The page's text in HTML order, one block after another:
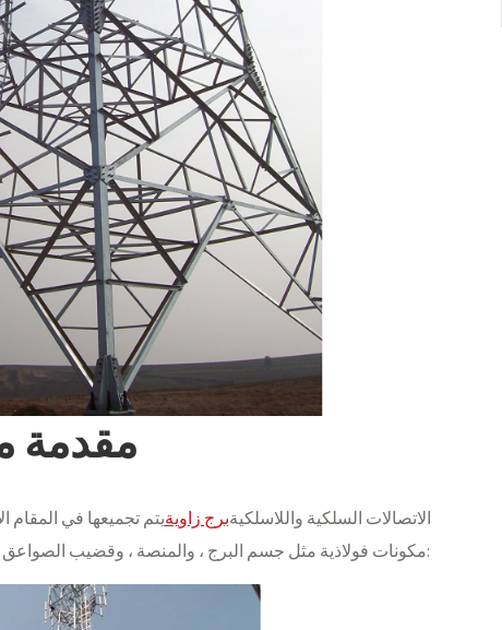
مقدمة
الاتصالات السلكية واللاسلكيةبرج زاويةيتم تجميعها في
مكونات فولاذية مثل جسم البرج ، والمنصة ، وقضيب الصواعق ، وسلم التسلق ، ودعم الهوائي. لديها الخصائص التالية: